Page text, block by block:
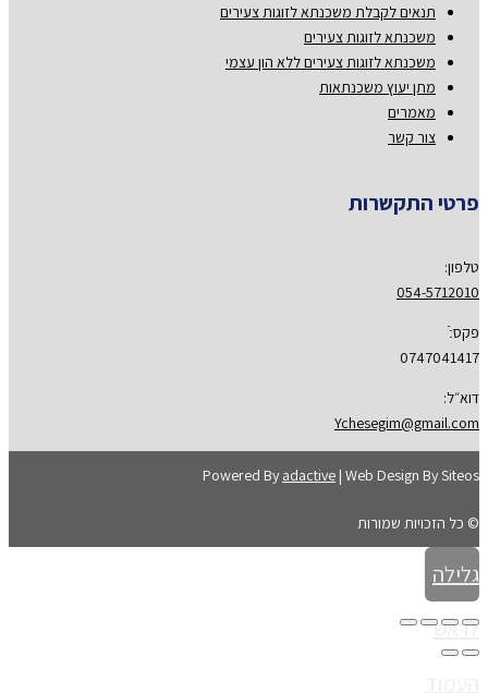
תנאים לקבלת משכנתא לזוגות צעירים
משכנתא לזוגות צעירים
משכנתא לזוגות צעירים ללא הון עצמי
מתן יעוץ משכנתאות
מאמרים
צור קשר
פרטי התקשרות
טלפון:
054-5712010
פקס:ֿ
0747041417
דוא״ל:
Ychesegim@gmail.com
Powered By adactive | Web Design By Siteos
© כל הזכויות שמורות
גלילה
לראש